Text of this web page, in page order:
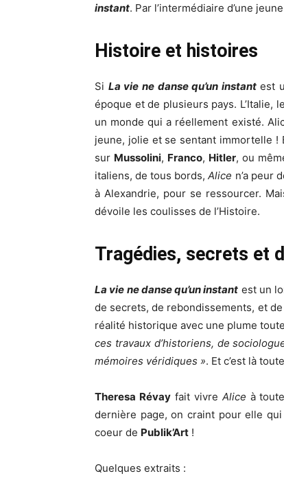
instant. Par l’intermédiaire d’une
Histoire et histoires
Si La vie ne danse qu’un instant est
époque et de plusieurs pays. L’Italie,
un monde qui a réellement existé.
jeune, jolie et se sentant immortelle !
sur Mussolini, Franco, Hitler, ou
italiens, de tous bords,Alice n’a peur
à Alexandrie, pour se ressourcer.
dévoile les coulisses de l’Histoire.
Tragédies, secrets et
La vie ne danse qu’un instant est un
de secrets, de rebondissements, et
réalité historique avec une plume
ces travaux d’historiens, de
mémoires véridiques ». Et c’est là
Theresa Révayfait vivre Alice à
dernière page, on craint pour elle
coeur de Publik’Art !
Quelques extraits :